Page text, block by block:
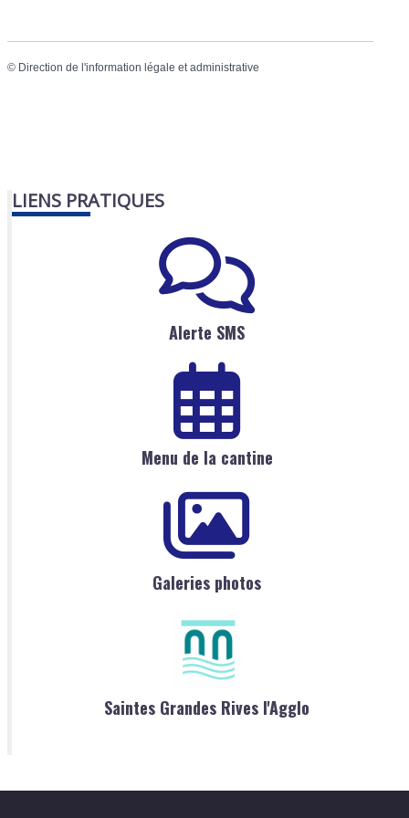
© Direction de l'information légale et administrative
LIENS PRATIQUES
Alerte SMS
Menu de la cantine
Galeries photos
Saintes Grandes Rives l'Agglo